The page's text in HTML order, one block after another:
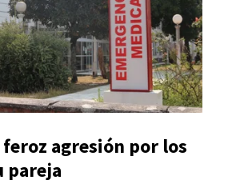
agresión por los
pareja